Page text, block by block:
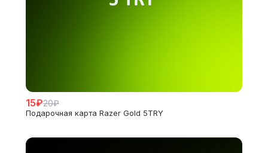
15₽20₽
Подарочная карта Razer Gold 5TRY